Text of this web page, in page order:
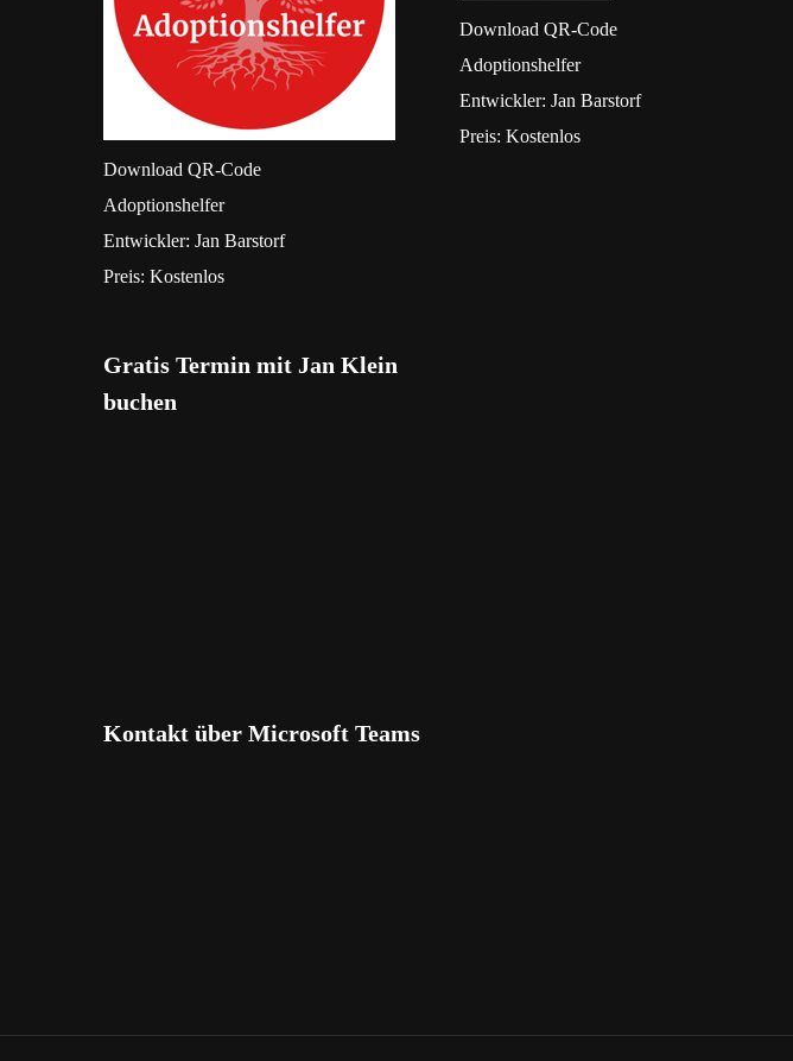
Download QR-Code
‎Adoptionshelfer
Entwickler: Jan Barstorf
Preis: Kostenlos
Gratis Termin mit Jan Klein
buchen
Kontakt über Microsoft Teams
Download QR-Code
Adoptionshelfer
Entwickler: Jan Barstorf
Preis: Kostenlos